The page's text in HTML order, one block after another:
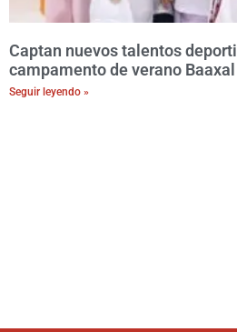
Captan nuevos talentos
campamento de verano
Seguir leyendo »